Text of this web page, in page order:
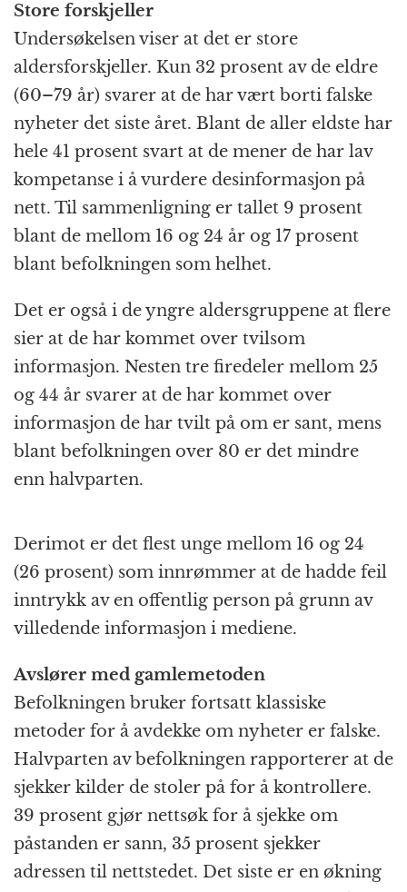
Store forskjeller
Undersøkelsen viser at det er store
aldersforskjeller. Kun 32 prosent av de eldre
(60–79 år) svarer at de har vært borti falske
nyheter det siste året. Blant de aller eldste har
hele 41 prosent svart at de mener de har lav
kompetanse i å vurdere desinformasjon på
nett. Til sammenligning er tallet 9 prosent
blant de mellom 16 og 24 år og 17 prosent
blant befolkningen som helhet.
Det er også i de yngre aldersgruppene at flere
sier at de har kommet over tvilsom
informasjon. Nesten tre firedeler mellom 25
og 44 år svarer at de har kommet over
informasjon de har tvilt på om er sant, mens
blant befolkningen over 80 er det mindre
enn halvparten.
Derimot er det flest unge mellom 16 og 24
(26 prosent) som innrømmer at de hadde feil
inntrykk av en offentlig person på grunn av
villedende informasjon i mediene.
Avslører med gamlemetoden
Befolkningen bruker fortsatt klassiske
metoder for å avdekke om nyheter er falske.
Halvparten av befolkningen rapporterer at de
sjekker kilder de stoler på for å kontrollere.
39 prosent gjør nettsøk for å sjekke om
påstanden er sann, 35 prosent sjekker
adressen til nettstedet. Det siste er en økning